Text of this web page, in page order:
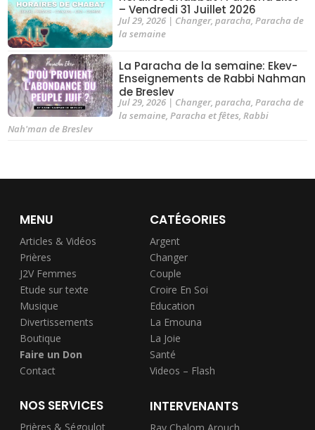
– Vendredi 31 Juillet 2026
Jul 29, 2026| Changer, paracha, Paracha de
la semaine
La Paracha de la semaine: Ekev-
Enseignements de Rabbi Nahman
de Breslev
Jul 29, 2026| Changer, paracha, Paracha de
la semaine, Paracha et fêtes, Rabbi
Nah'man de Breslev
MENU
Articles & Vidéos
Prières
J2V Femmes
Etude sur texte
Musique
Divertissements
Boutique
Faire un Don
Contact
CATÉGORIES
Argent
Changer
Couple
Croire En Soi
Education
La Emouna
La Joie
Santé
Videos – Flash
NOS SERVICES
Prières & Ségoulot
INTERVENANTS